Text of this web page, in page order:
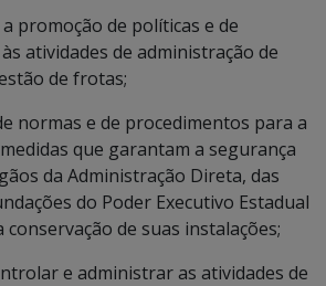
promoção de políticas e de
atividades de administração de
de frotas;
normas e de procedimentos para a
que garantam a segurança
da Administração Direta, das
do Poder Executivo Estadual
conservação de suas instalações;
e administrar as atividades de